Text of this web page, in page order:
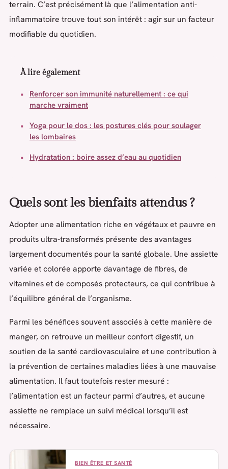
terrain. C’est précisément là que l’alimentation anti-
inflammatoire trouve tout son intérêt : agir sur un facteur
modifiable du quotidien.
À lire également
Renforcer son immunité naturellement : ce qui
marche vraiment
Yoga pour le dos : les postures clés pour soulager
les lombaires
Hydratation : boire assez d’eau au quotidien
Quels sont les bienfaits attendus ?
Adopter une alimentation riche en végétaux et pauvre en
produits ultra-transformés présente des avantages
largement documentés pour la santé globale. Une assiette
variée et colorée apporte davantage de fibres, de
vitamines et de composés protecteurs, ce qui contribue à
l’équilibre général de l’organisme.
Parmi les bénéfices souvent associés à cette manière de
manger, on retrouve un meilleur confort digestif, un
soutien de la santé cardiovasculaire et une contribution à
la prévention de certaines maladies liées à une mauvaise
alimentation. Il faut toutefois rester mesuré :
l’alimentation est un facteur parmi d’autres, et aucune
assiette ne remplace un suivi médical lorsqu’il est
nécessaire.
BIEN ÊTRE ET SANTÉ